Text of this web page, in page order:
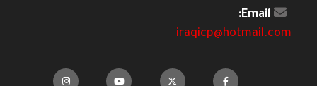
Email:
iraqicp@hotmail.com